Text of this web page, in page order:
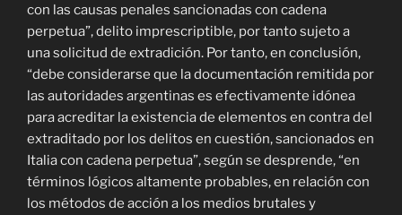
con las causas penales sancionadas con cadena
perpetua”, delito imprescriptible, por tanto sujeto a
una solicitud de extradición. Por tanto, en conclusión,
“debe considerarse que la documentación remitida por
las autoridades argentinas es efectivamente idónea
para acreditar la existencia de elementos en contra del
extraditado por los delitos en cuestión, sancionados en
Italia con cadena perpetua”, según se desprende, “en
términos lógicos altamente probables, en relación con
los métodos de acción a los medios brutales y